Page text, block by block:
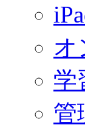
オ
学
管